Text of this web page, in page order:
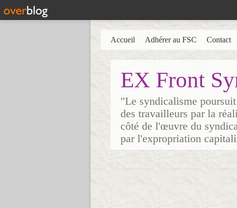
EX Front
"Le syndicalisme
des travailleurs par la
côté de l'œuvre du
par l'expropriation
Accueil Adhérer au FSC Contact